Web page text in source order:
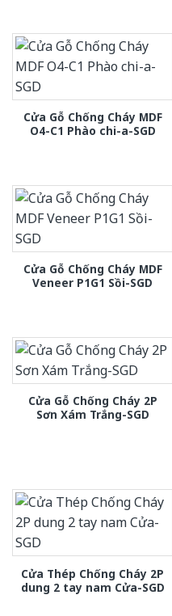
Cửa Gỗ Chống Cháy MDF
O4-C1 Phào chi-a-SGD
Cửa Gỗ Chống Cháy MDF
Veneer P1G1 Sồi-SGD
Cửa Gỗ Chống Cháy 2P
Sơn Xám Trắng-SGD
Cửa Thép Chống Cháy 2P
dung 2 tay nam Cửa-SGD